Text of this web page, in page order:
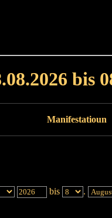
bis
Manifestatioun
bis .